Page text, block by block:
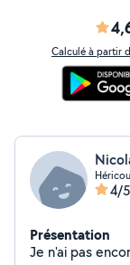
Calculé à partir
4/5
Présentation